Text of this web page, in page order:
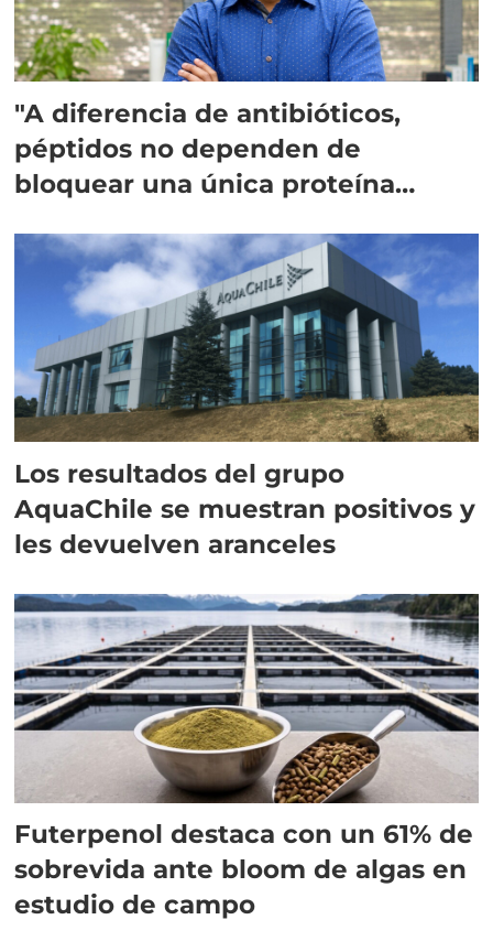
"A diferencia de antibióticos,
péptidos no dependen de
bloquear una única proteína
Los resultados del grupo
AquaChile se muestran positivos y
les devuelven aranceles
Futerpenol destaca con un 61% de
sobrevida ante bloom de algas en
estudio de campo